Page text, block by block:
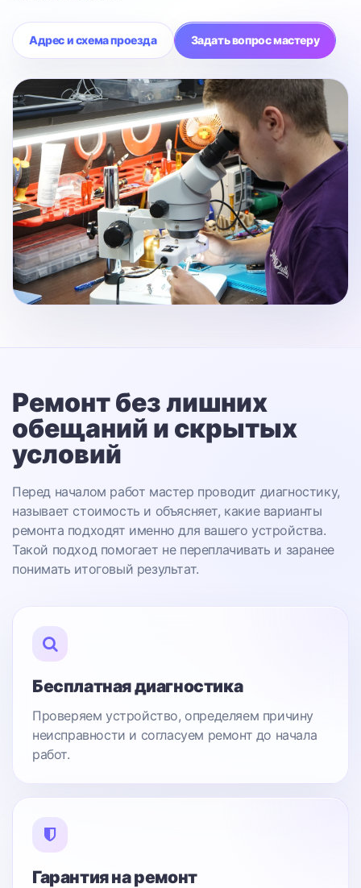
Адрес и схема проезда Задать вопрос мастеру
Ремонт без лишних
обещаний и скрытых
условий
Перед началом работ мастер проводит диагностику,
называет стоимость и объясняет, какие варианты
ремонта подходят именно для вашего устройства.
Такой подход помогает не переплачивать и заранее
понимать итоговый результат.
Бесплатная диагностика
Проверяем устройство, определяем причину
неисправности и согласуем ремонт до начала
работ.
Гарантия на ремонт